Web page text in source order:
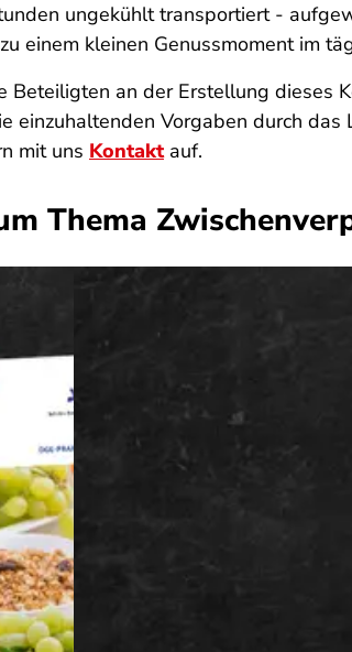
ungekühlt transportiert -
einem kleinen Genussmoment im
an der Erstellung dieses
einzuhaltenden Vorgaben durch
mit uns Kontaktauf.
Thema